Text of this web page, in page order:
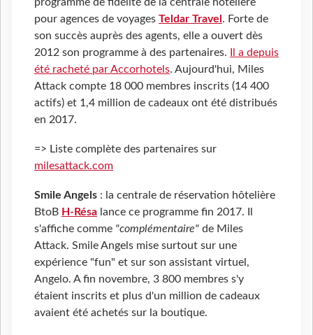
programme de fidélité de la centrale hôtelière
pour agences de voyages Teldar Travel . Forte de
son succès auprès des agents, elle a ouvert dès
2012 son programme à des partenaires.
Il a depuis
été racheté par Accorhotels. Aujourd'hui, Miles
Attack compte 18 000 membres inscrits (14 400
actifs) et 1,4 million de cadeaux ont été distribués
en 2017.
=> Liste complète des partenaires sur
milesattack.com
Smile Angels : la centrale de réservation hôtelière
BtoB H-Résa lance ce programme fin 2017. Il
s'affiche comme "complémentaire" de Miles
Attack. Smile Angels mise surtout sur une
expérience "fun" et sur son assistant virtuel,
Angelo. A fin novembre, 3 800 membres s'y
étaient inscrits et plus d'un million de cadeaux
avaient été achetés sur la boutique.